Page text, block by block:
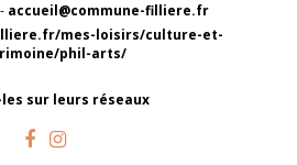
accueil@commune-filliere.fr
mes-loisirs/culture-et-
phil-arts/
les sur leurs réseaux